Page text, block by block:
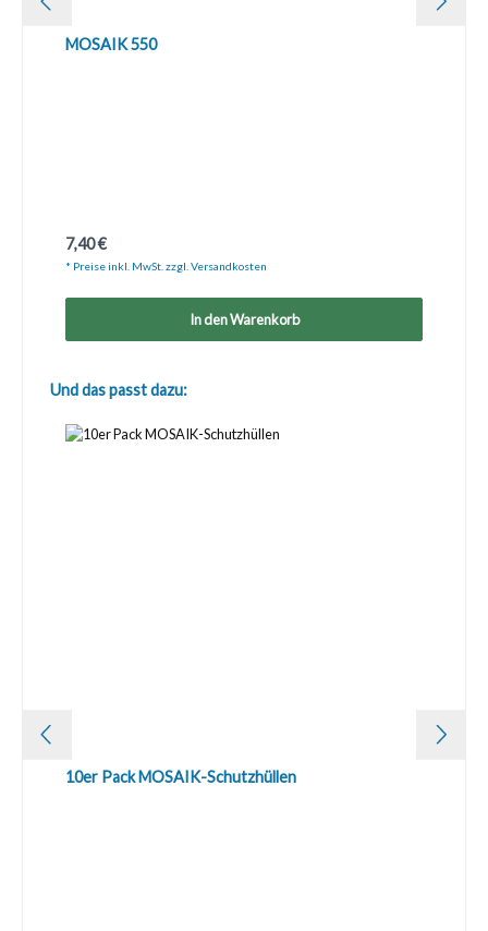
MOSAIK 550
Regulärer Preis:
7,40 €
* Preise inkl. MwSt. zzgl. Versandkosten
In den Warenkorb
Produktgalerie überspringen
Und das passt dazu:
10er Pack MOSAIK-Schutzhüllen